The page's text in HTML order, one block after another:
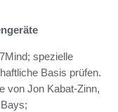
spezielle
Basis prüfen.
von Jon Kabat-Zinn,